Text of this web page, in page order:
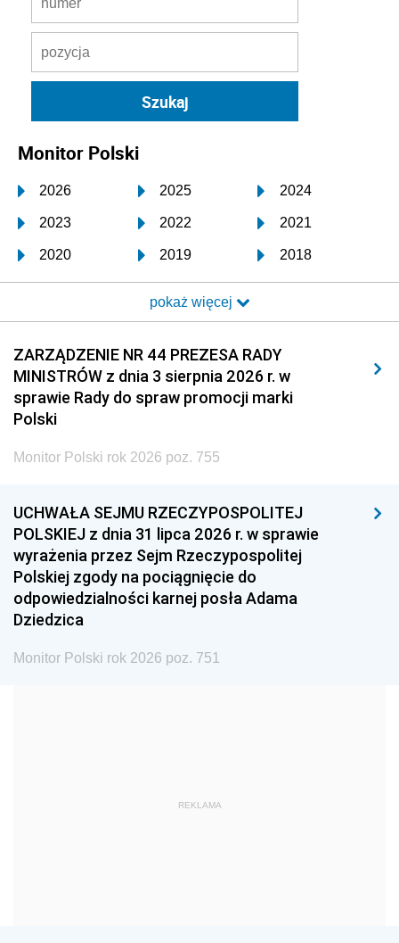
Monitor Polski
2026 2025 2024
2023 2022 2021
2020 2019 2018
2017 2016 2015
2014 2013 2012
2011 2010 2009
2008 2007 2006
2005
1996 1995 1994
1993 1992 1991
1990 1989
1987 1986 1985
1968
pokaż więcej
ZARZĄDZENIE NR 44 PREZESA RADY
MINISTRÓW z dnia 3 sierpnia 2026 r. w
sprawie Rady do spraw promocji marki
Polski
Monitor Polski rok 2026 poz. 755
UCHWAŁA SEJMU RZECZYPOSPOLITEJ
POLSKIEJ z dnia 31 lipca 2026 r. w sprawie
wyrażenia przez Sejm Rzeczypospolitej
Polskiej zgody na pociągnięcie do
odpowiedzialności karnej posła Adama
Dziedzica
Monitor Polski rok 2026 poz. 751
REKLAMA